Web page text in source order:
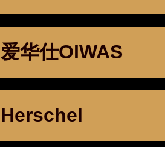
爱华仕OIWAS
Herschel